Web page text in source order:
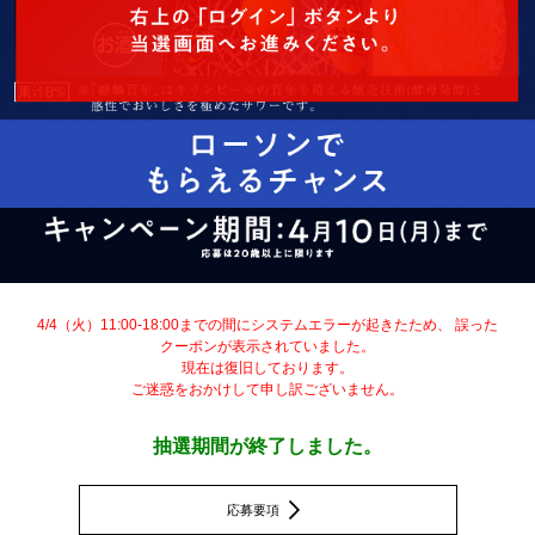
4/4（火）11:00-18:00までの間にシステムエラーが起きたため、 誤った
クーポンが表示されていました。
現在は復旧しております。
ご迷惑をおかけして申し訳ございません。
抽選期間が終了しました。
応募要項